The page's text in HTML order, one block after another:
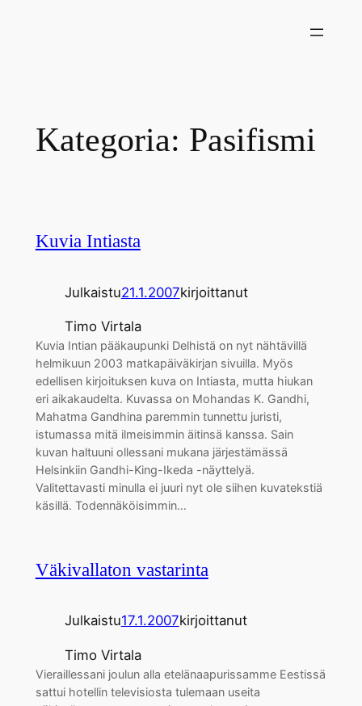
Kategoria: Pasifismi
Kuvia Intiasta
Julkaistu21.1.2007kirjoittanut
Timo Virtala
Kuvia Intian pääkaupunki Delhistä on nyt nähtävillä
helmikuun 2003 matkapäiväkirjan sivuilla. Myös
edellisen kirjoituksen kuva on Intiasta, mutta hiukan
eri aikakaudelta. Kuvassa on Mohandas K. Gandhi,
Mahatma Gandhina paremmin tunnettu juristi,
istumassa mitä ilmeisimmin äitinsä kanssa. Sain
kuvan haltuuni ollessani mukana järjestämässä
Helsinkiin Gandhi-King-Ikeda -näyttelyä.
Valitettavasti minulla ei juuri nyt ole siihen kuvatekstiä
käsillä. Todennäköisimmin…
Väkivallaton vastarinta
Julkaistu17.1.2007kirjoittanut
Timo Virtala
Vieraillessani joulun alla etelänaapurissamme Eestissä
sattui hotellin televisiosta tulemaan useita